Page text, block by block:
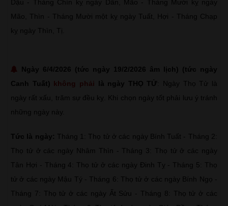
Dậu - Tháng Chín kỵ ngày Dần, Mão - Tháng Mười kỵ ngày
Mão, Thìn - Tháng Mười một kỵ ngày Tuất, Hợi - Tháng Chạp
kỵ ngày Thìn, Tị.
Ngày 6/4/2026 (tức ngày 19/2/2026 âm lịch) (tức ngày
Canh Tuất) không phải là ngày THỌ TỬ : Ngày Thọ Tử là
ngày rất xấu, trăm sự đều kỵ. Khi chọn ngày tốt phải lưu ý tránh
những ngày này.
Tức là ngày: Tháng 1: Thọ tử ở các ngày Bính Tuất - Tháng 2:
Thọ tử ở các ngày Nhâm Thìn - Tháng 3: Thọ tử ở các ngày
Tân Hợi - Tháng 4: Thọ tử ở các ngày Đinh Tỵ - Tháng 5: Thọ
tử ở các ngày Mậu Tý - Tháng 6: Thọ tử ở các ngày Bính Ngọ -
Tháng 7: Thọ tử ở các ngày Ất Sửu - Tháng 8: Thọ tử ở các